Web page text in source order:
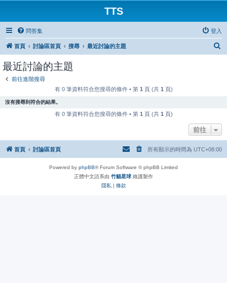
TTS
問答集 登入
首頁 討論區首頁 搜尋 最近討論的主題
最近討論的主題
前往進階搜尋
有 0 筆資料符合您搜尋的條件 • 第 1 頁 (共 1 頁)
沒有搜尋到符合的結果。
有 0 筆資料符合您搜尋的條件 • 第 1 頁 (共 1 頁)
前往
首頁 討論區首頁 所有顯示的時間為 UTC+08:00
Powered by phpBB® Forum Software © phpBB Limited
正體中文語系由 竹貓星球 維護製作
隱私 | 條款